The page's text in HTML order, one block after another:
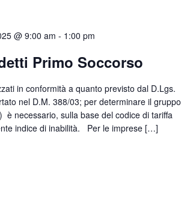
@ 9:00 am - 1:00 pm
Primo Soccorso
in conformità a quanto previsto dal D.Lgs.
nel D.M. 388/03; per determinare il gruppo
è necessario, sulla base del codice di tariffa
indice di inabilità. Per le imprese […]